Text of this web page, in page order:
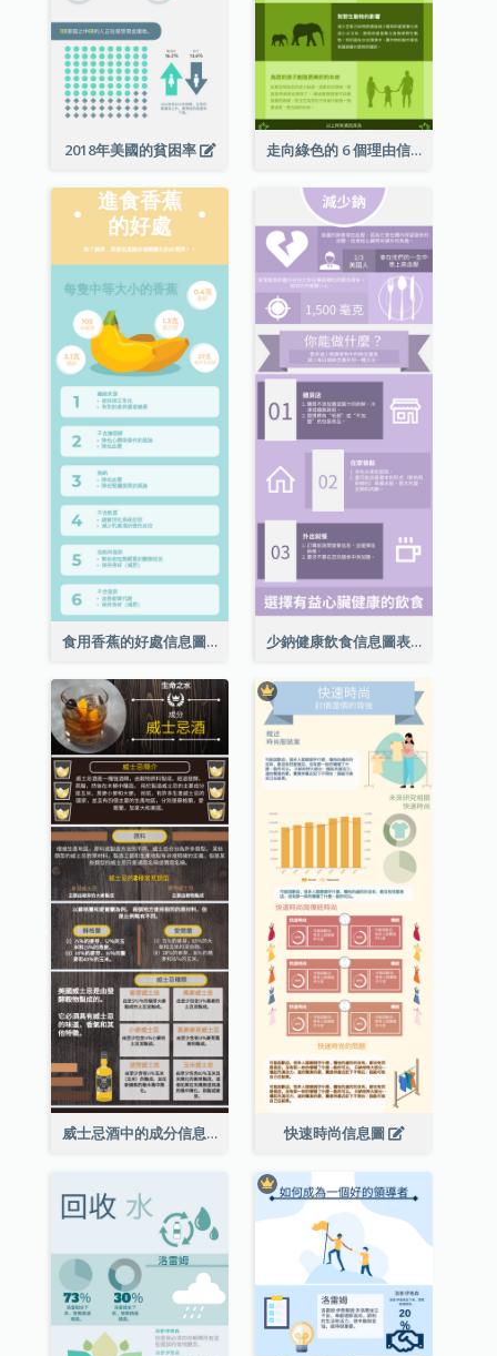
2018年美國的貧困率 走向綠色的 6 個理由信息圖表
食用香蕉的好處信息圖表 少鈉健康飲食信息圖表
威士忌酒中的成分信息圖表 快速時尚信息圖